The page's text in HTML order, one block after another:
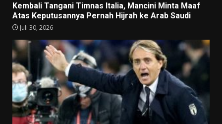
Kembali Tangani Timnas Italia, Mancini Minta Maaf
Atas Keputusannya Pernah Hijrah ke Arab Saudi
Juli 30, 2026